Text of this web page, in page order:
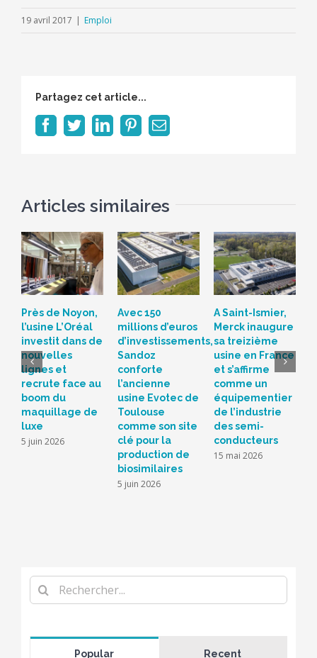
19 avril 2017 | Emploi
Partagez cet article...
Facebook
TwitterLinkedInPinterest
Email
Articles similaires
Près de Noyon,
l’usine L’Oréal
investit dans de
nouvelles
lignes et
recrute face au
boom du
maquillage de
luxe
5 juin 2026
Avec 150
millions d’euros
d’investissements,
Sandoz
conforte
l’ancienne
usine Evotec de
Toulouse
comme son site
clé pour la
production de
biosimilaires
5 juin 2026
A Saint-Ismier,
Merck inaugure
sa treizième
usine en France
et s’affirme
comme un
équipementier
de l’industrie
des semi-
conducteurs
15 mai 2026
Rechercher
Popular Recent